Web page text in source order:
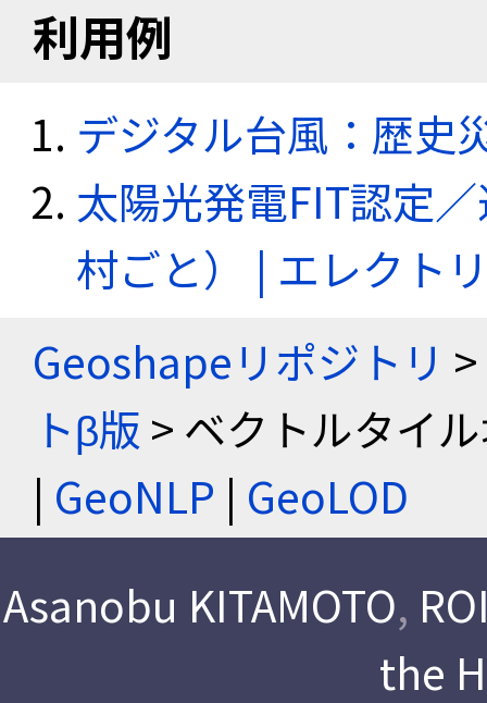
利用例
デジタル台風：歴史
太陽光発電FIT認定
村ごと） | エレクト
Geoshapeリポジトリ >
トβ版 > ベクトルタイ
| GeoNLP | GeoLOD
Asanobu KITAMOTO,
the